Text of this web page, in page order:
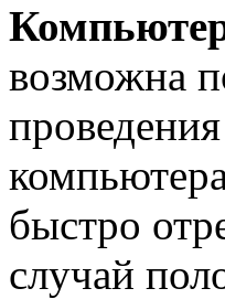
возможна
быстро
случай